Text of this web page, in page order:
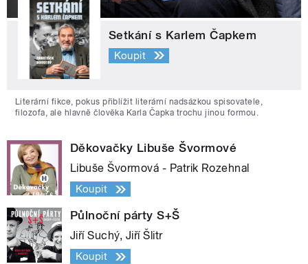
Setkání s Karlem Čapkem
Koupit
Literární fikce, pokus přiblížit literární nadsázkou spisovatele,
filozofa, ale hlavně člověka Karla Čapka trochu jinou formou.
Děkovačky Libuše Švormové
Libuše Švormová - Patrik Rozehnal
Koupit
Půlnoční párty S+Š
Jiří Suchý, Jiří Šlitr
Koupit